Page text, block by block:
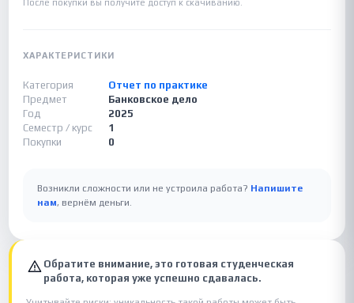
После покупки вы получите доступ к скачиванию.
ХАРАКТЕРИСТИКИ
Категория
Отчет по практике
Предмет
Банковское дело
Год
2025
Семестр / курс
1
Покупки
0
Возникли сложности или не устроила работа? Напишите
нам, вернём деньги.
Обратите внимание, это готовая студенческая
работа, которая уже успешно сдавалась.